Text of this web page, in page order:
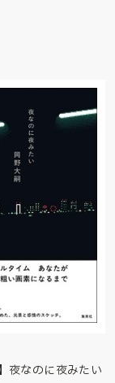
夜なのに夜みたい